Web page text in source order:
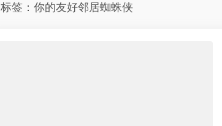
标签：你的友好邻居蜘蛛侠